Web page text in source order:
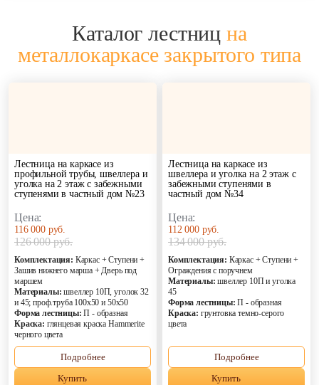
Каталог лестниц на
металлокаркасе закрытого типа
Лестница на каркасе из
профильной трубы, швеллера и
уголка на 2 этаж с забежными
ступенями в частный дом №23
Цена:
116 000 руб.
126 000 руб.
Комплектация: Каркас + Ступени +
Зашив нижнего марша + Дверь под
маршем
Материалы: швеллер 10П, уголок 32
и 45; проф.труба 100х50 и 50х50
Форма лестницы: П - образная
Краска: глянцевая краска Hammerite
черного цвета
Подробнее
Купить
Лестница на каркасе из
швеллера и уголка на 2 этаж с
забежными ступенями в
частный дом №34
Цена:
112 000 руб.
134 000 руб.
Комплектация: Каркас + Ступени +
Ограждения с поручнем
Материалы: швеллер 10П и уголка
45
Форма лестницы: П - образная
Краска: грунтовка темно-серого
цвета
Подробнее
Купить